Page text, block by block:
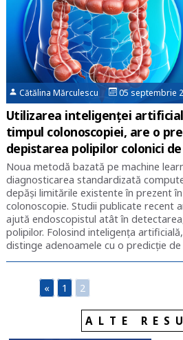
Cătălina Mărculescu 05 septembrie
Utilizarea inteligenței
timpul colonoscopiei, are o
depistarea polipilor colonici
Noua metodă bazată pe machine
diagnosticarea standardizată
depăși limitările existente în prezent
colonoscopie. Studii publicate recent
ajută endoscopistul atât în
polipilor. Folosind inteligența
distinge adenoamele cu o predicție
« 1 2
ALTE